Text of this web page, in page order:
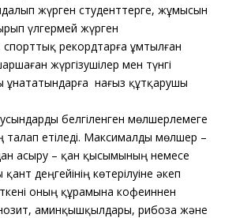
жүрген студенттерге, жұмысын
үлгермей жүрген
рекордтарға ұмтылған
жүргізушілер мен түнгі
ұнататындарға ​ нағыз құтқарушы
белгіленген мөлшерлемеге
талап етіледі. Максималды мөлшер –
асыру – қан қысымының немесе
деңгейінің көтерілуіне әкеп
оның құрамына кофеиннен
аминқышқылдары, рибоза және